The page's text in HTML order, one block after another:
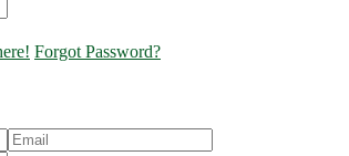
Forgot Password?